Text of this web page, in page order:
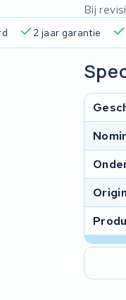
Bij
2 jaar garantie